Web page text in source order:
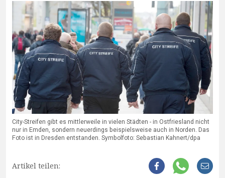
City-Streifen gibt es mittlerweile in vielen Städten - in Ostfriesland nicht
nur in Emden, sondern neuerdings beispielsweise auch in Norden. Das
Foto ist in Dresden entstanden. Symbolfoto: Sebastian Kahnert/dpa
Artikel teilen: